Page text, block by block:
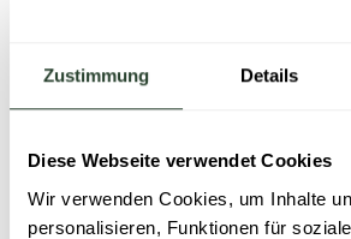
Zustimmung Details
Diese Webseite verwendet Cookies
Wir verwenden Cookies, um Inhalte
personalisieren, Funktionen für
einige Punkte sollte es in jedem
Einfache Handhabe, die es
zu melden
Transparenter Prozess, der
welche Informationen wie